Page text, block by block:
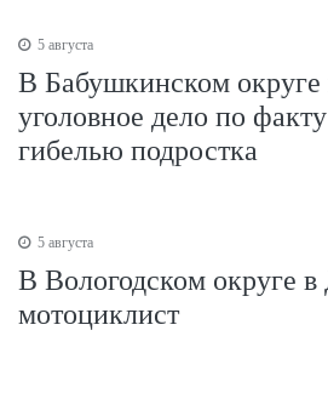
5 августа
В Бабушкинском округе
уголовное дело по
гибелью подростка
5 августа
В Вологодском округе
мотоциклист